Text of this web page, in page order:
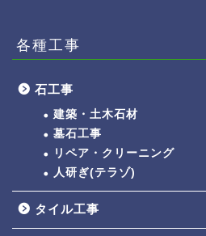
各種工事
石工事
建築・土木石材
墓石工事
リペア・クリーニング
人研ぎ(テラゾ)
タイル工事